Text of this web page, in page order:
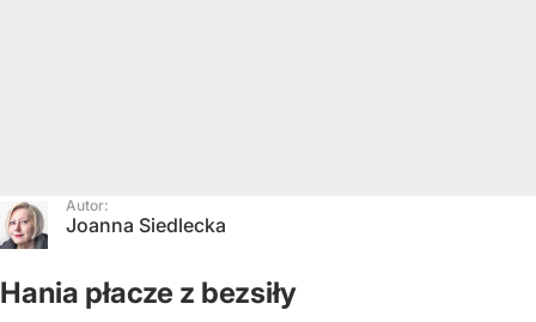
Autor:
Joanna Siedlecka
Hania płacze z bezsiły